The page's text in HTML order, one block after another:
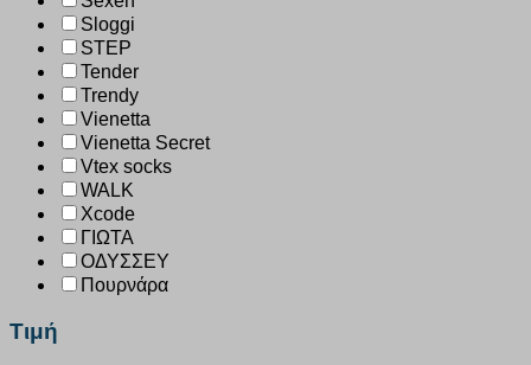
Sloggi
STEP
Tender
Trendy
Vienetta
Vienetta Secret
Vtex socks
WALK
Xcode
ΓΙΩΤΑ
ΟΔΥΣΣΕΥ
Πουρνάρα
Τιμή